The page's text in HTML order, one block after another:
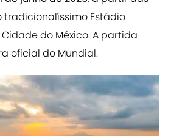
tradicionalíssimo Estádio
do México. A partida
oficial do Mundial.